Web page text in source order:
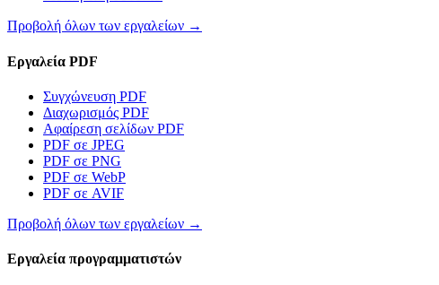
Προβολή όλων των εργαλείων →
Εργαλεία PDF
Συγχώνευση PDF
Διαχωρισμός PDF
Αφαίρεση σελίδων PDF
PDF σε JPEG
PDF σε PNG
PDF σε WebP
PDF σε AVIF
Προβολή όλων των εργαλείων →
Εργαλεία προγραμματιστών